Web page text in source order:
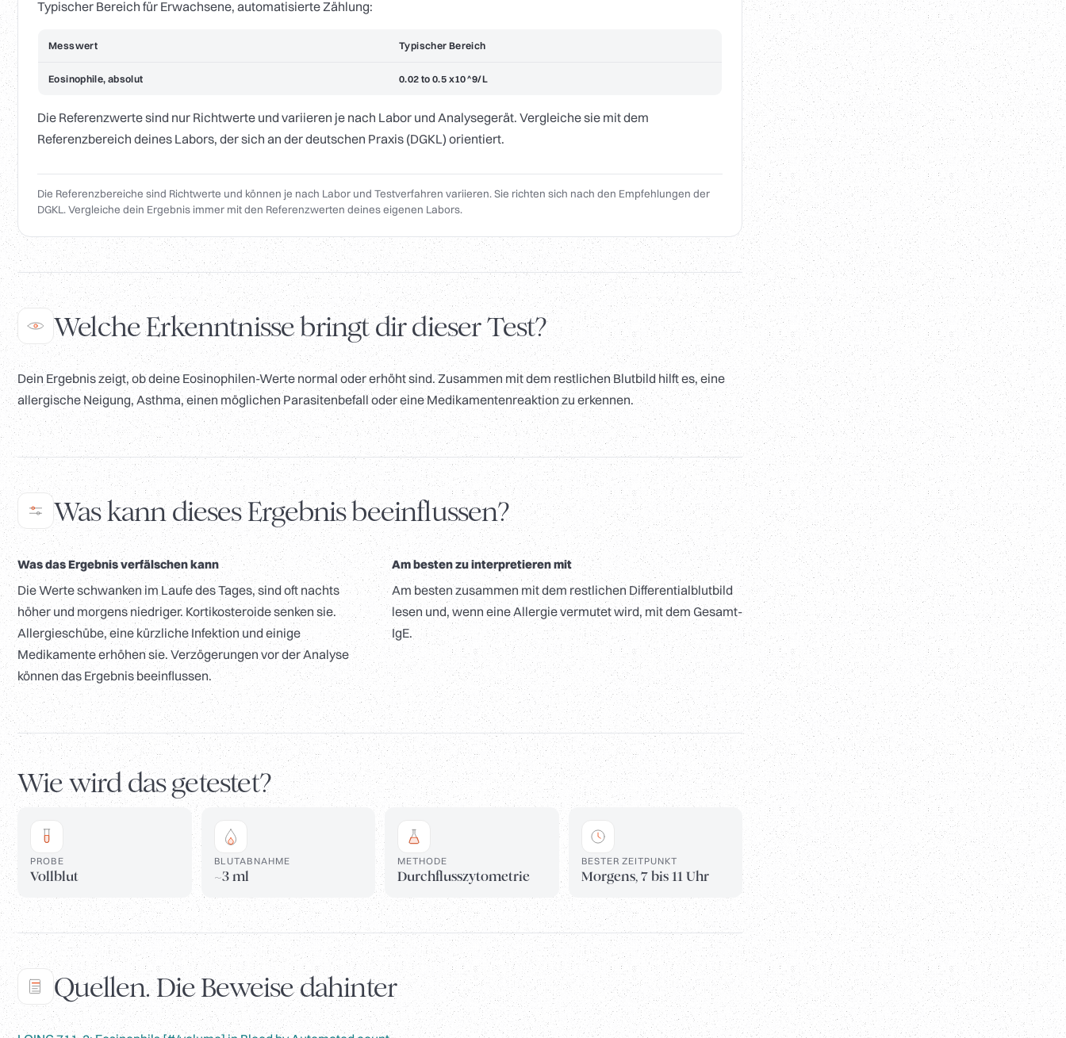
Typischer Bereich für Erwachsene, automatisierte Zählung:
Messwert Typischer Bereich
Eosinophile, absolut 0.02 to 0.5 x10^9/L
Die Referenzwerte sind nur Richtwerte und variieren je nach Labor und Analysegerät. Vergleiche sie mit dem
Referenzbereich deines Labors, der sich an der deutschen Praxis (DGKL) orientiert.
Die Referenzbereiche sind Richtwerte und können je nach Labor und Testverfahren variieren. Sie richten sich nach den Empfehlungen der
DGKL. Vergleiche dein Ergebnis immer mit den Referenzwerten deines eigenen Labors.
Welche Erkenntnisse bringt dir dieser Test?
Dein Ergebnis zeigt, ob deine Eosinophilen-Werte normal oder erhöht sind. Zusammen mit dem restlichen Blutbild hilft es, eine
allergische Neigung, Asthma, einen möglichen Parasitenbefall oder eine Medikamentenreaktion zu erkennen.
Was kann dieses Ergebnis beeinflussen?
Was das Ergebnis verfälschen kann
Die Werte schwanken im Laufe des Tages, sind oft nachts
höher und morgens niedriger. Kortikosteroide senken sie.
Allergieschübe, eine kürzliche Infektion und einige
Medikamente erhöhen sie. Verzögerungen vor der Analyse
können das Ergebnis beeinflussen.
Am besten zu interpretieren mit
Am besten zusammen mit dem restlichen Differentialblutbild
lesen und, wenn eine Allergie vermutet wird, mit dem Gesamt-
IgE.
Wie wird das getestet?
PROBE
Vollblut
BLUTABNAHME
~3 ml
METHODE
Durchflusszytometrie
BESTER ZEITPUNKT
Morgens, 7 bis 11 Uhr
Quellen. Die Beweise dahinter